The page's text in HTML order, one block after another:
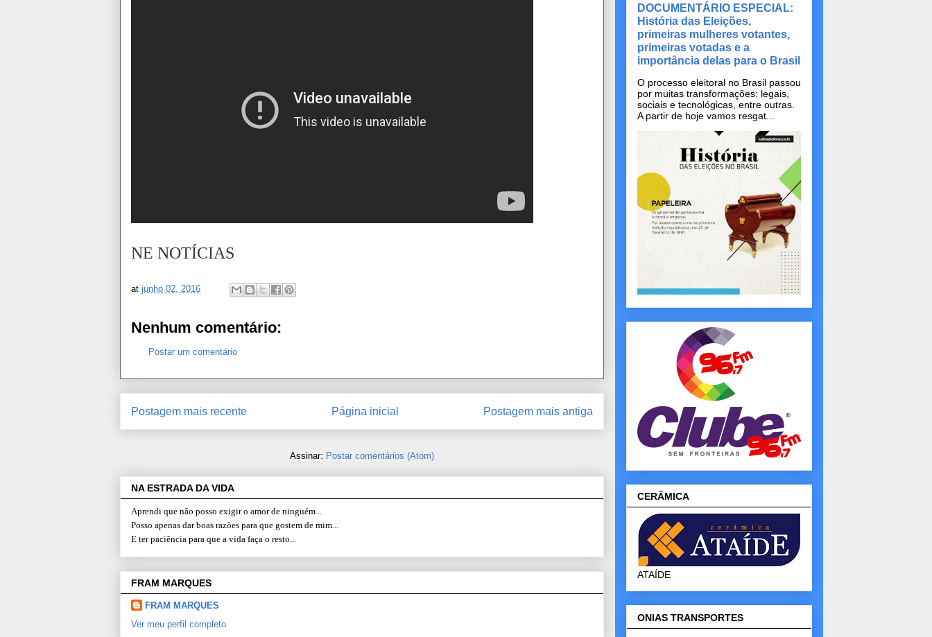
NE NOTÍCIAS
at junho 02, 2016
Nenhum comentário:
Postar um comentário
Postagem mais recente Postagem mais antiga
Página inicial
Assinar: Postar comentários (Atom)
NA ESTRADA DA VIDA
Aprendi que não posso exigir o amor de ninguém...
Posso apenas dar boas razões para que gostem de mim...
E ter paciência para que a vida faça o resto...
FRAM MARQUES
FRAM MARQUES
Ver meu perfil completo
DOCUMENTÁRIO ESPECIAL:
História das Eleições,
primeiras mulheres votantes,
primeiras votadas e a
importância delas para o Brasil
O processo eleitoral no Brasil passou
por muitas transformações: legais,
sociais e tecnológicas, entre outras.
A partir de hoje vamos resgat...
CERÂMICA
ATAÍDE
ONIAS TRANSPORTES